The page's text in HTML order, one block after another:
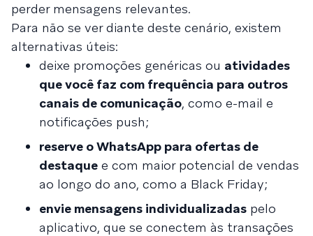
perder mensagens relevantes.
Para não se ver diante deste cenário, existem
alternativas úteis:
deixe promoções genéricas ou atividades
que você faz com frequência para outros
canais de comunicação, como e-mail e
notificações push;
reserve o WhatsApp para ofertas de
destaque e com maior potencial de vendas
ao longo do ano, como a Black Friday;
envie mensagens individualizadas pelo
aplicativo, que se conectem às transações